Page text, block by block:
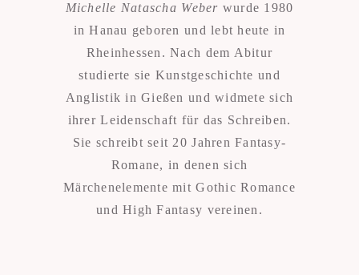
Michelle Natascha Weber wurde 1980
in Hanau geboren und lebt heute in
Rheinhessen. Nach dem Abitur
studierte sie Kunstgeschichte und
Anglistik in Gießen und widmete sich
ihrer Leidenschaft für das Schreiben.
Sie schreibt seit 20 Jahren Fantasy-
Romane, in denen sich
Märchenelemente mit Gothic Romance
und High Fantasy vereinen.